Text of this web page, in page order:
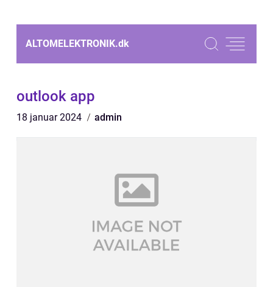
ALTOMELEKTRONIK.dk
outlook app
18 januar 2024 admin